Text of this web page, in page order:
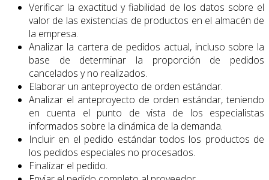
Verificar la exactitud y fiabilidad de los datos sobre el
valor de las existencias de productos en el almacén de
la empresa.
Analizar la cartera de pedidos actual, incluso sobre la
base de determinar la proporción de pedidos
cancelados y no realizados.
Elaborar un anteproyecto de orden estándar.
Analizar el anteproyecto de orden estándar, teniendo
en cuenta el punto de vista de los especialistas
informados sobre la dinámica de la demanda.
Incluir en el pedido estándar todos los productos de
los pedidos especiales no procesados.
Finalizar el pedido.